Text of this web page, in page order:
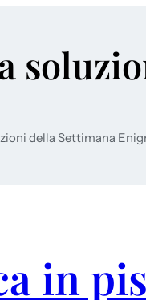
della Settimana
in